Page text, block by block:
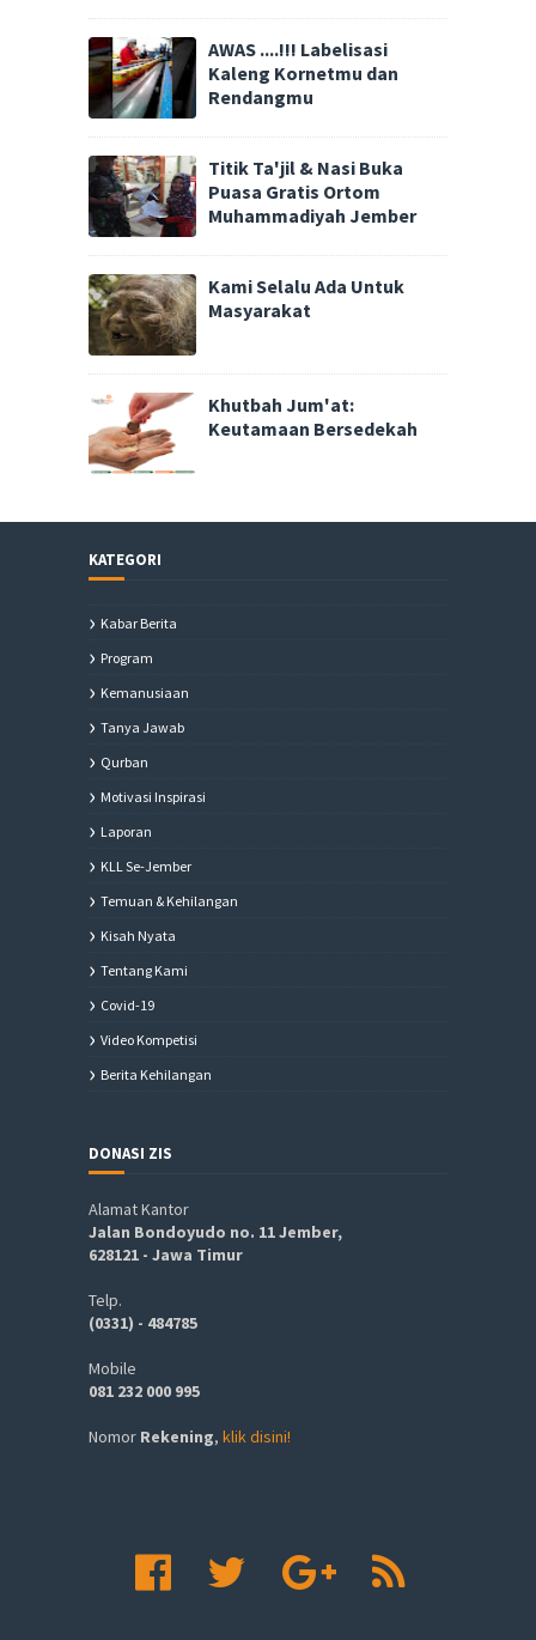
AWAS ....!!! Labelisasi
Kaleng Kornetmu dan
Rendangmu
Titik Ta'jil & Nasi Buka
Puasa Gratis Ortom
Muhammadiyah Jember
Kami Selalu Ada Untuk
Masyarakat
Khutbah Jum'at:
Keutamaan Bersedekah
KATEGORI
Kabar Berita
Program
Kemanusiaan
Tanya Jawab
Qurban
Motivasi Inspirasi
Laporan
KLL Se-Jember
Temuan & Kehilangan
Kisah Nyata
Tentang Kami
Covid-19
Video Kompetisi
Berita Kehilangan
DONASI ZIS
Alamat Kantor
Jalan Bondoyudo no. 11 Jember,
628121 - Jawa Timur
Telp.
(0331) - 484785
Mobile
081 232 000 995
Nomor Rekening, klik disini!